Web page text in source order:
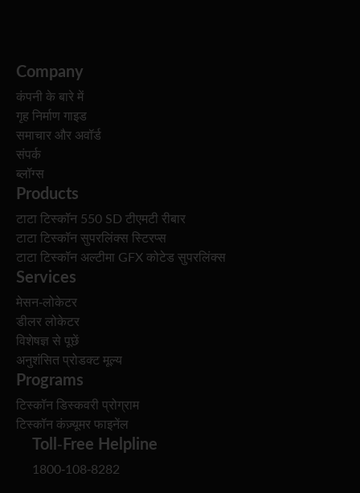
Company
कंपनी के बारे में
गृह निर्माण गाइड
समाचार और अवॉर्ड
संपर्क
ब्लॉग्स
Products
टाटा टिस्कॉन 550 SD टीएमटी रीबार
टाटा टिस्कॉन सुपरलिंक्स स्टिरप्स
टाटा टिस्कॉन अल्टीमा GFX कोटेड सुपरलिंक्स
Services
मेसन-लोकेटर
डीलर लोकेटर
विशेषज्ञ से पूछें
अनुशंसित प्रोडक्ट मूल्य
Programs
टिस्कॉन डिस्कवरी प्रोग्राम
टिस्कॉन कंज़्यूमर फाइनेंल
Toll-Free Helpline
1800-108-8282